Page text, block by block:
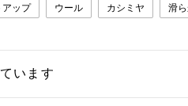
アップ ウール カシミヤ 滑
います